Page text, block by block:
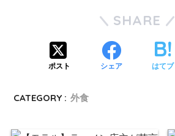
SHARE
ポスト シェア はてブ
CATEGORY : 外食